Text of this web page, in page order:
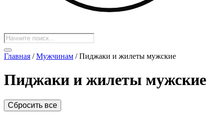
Поиск
товаров
Главная /Мужчинам / Пиджаки и жилеты мужские
Пиджаки и жилеты мужские
Сбросить все